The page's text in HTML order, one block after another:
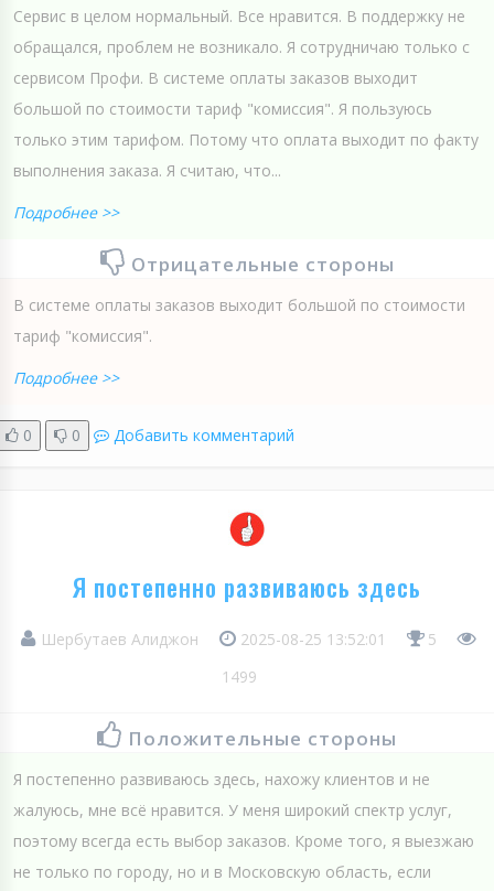
Сервис в целом нормальный. Все нравится. В поддержку не
обращался, проблем не возникало. Я сотрудничаю только с
сервисом Профи. В системе оплаты заказов выходит
большой по стоимости тариф "комиссия". Я пользуюсь
только этим тарифом. Потому что оплата выходит по факту
выполнения заказа. Я считаю, что...
Подробнее >>
Отрицательные стороны
В системе оплаты заказов выходит большой по стоимости
тариф "комиссия".
Подробнее >>
0 0 Добавить комментарий
Я постепенно развиваюсь здесь
Шербутаев Алиджон 2025-08-25 13:52:01
5
1499
Положительные стороны
Я постепенно развиваюсь здесь, нахожу клиентов и не
жалуюсь, мне всё нравится. У меня широкий спектр услуг,
поэтому всегда есть выбор заказов. Кроме того, я выезжаю
не только по городу, но и в Московскую область, если